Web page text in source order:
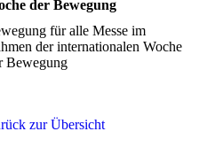
zur Übersicht
für alle Messe im
für alle Messe im